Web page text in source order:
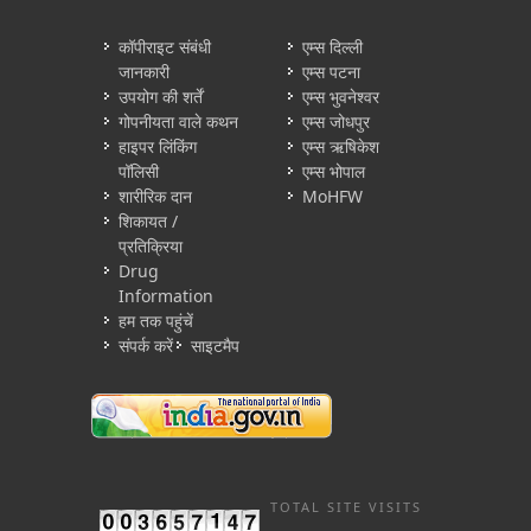
कॉपीराइट संबंधी
जानकारी
उपयोग की शर्तें
गोपनीयता वाले कथन
हाइपर लिंकिंग
पॉलिसी
शारीरिक दान
शिकायत /
प्रतिक्रिया
Drug
Information
हम तक पहुंचें
संपर्क करें
साइटमैप
एम्स दिल्ली
एम्स पटना
एम्स भुवनेश्वर
एम्स जोधपुर
एम्स ऋषिकेश
एम्स भोपाल
MoHFW
TOTAL SITE VISITS